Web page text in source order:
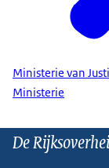
Ministerie van
Ministerie
De